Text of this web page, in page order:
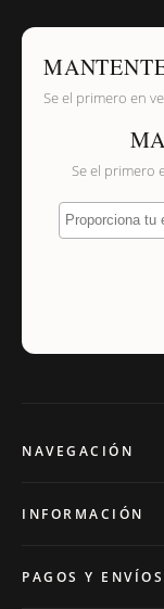
Se el primero en
Se el primero
Proporciona tu
NAVEGACIÓN
INFORMACIÓN
PAGOS Y ENVÍOS